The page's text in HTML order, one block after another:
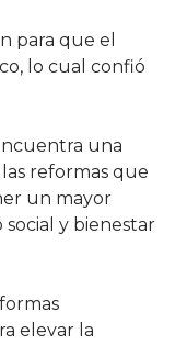
para que el
lo cual confió
una
reformas que
un mayor
y bienestar
elevar la